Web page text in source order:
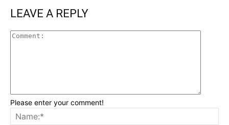
LEAVE A REPLY
Please enter your comment!